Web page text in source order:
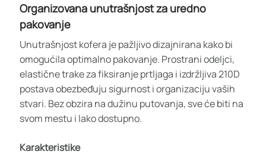
Organizovana unutrašnjost za uredno
pakovanje
Unutrašnjost kofera je pažljivo dizajnirana kako bi
omogućila optimalno pakovanje. Prostrani odeljci,
elastične trake za fiksiranje prtljaga i izdržljiva 210D
postava obezbeđuju sigurnost i organizaciju vaših
stvari. Bez obzira na dužinu putovanja, sve će biti na
svom mestu i lako dostupno.
Karakteristike